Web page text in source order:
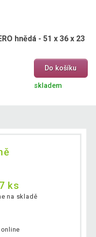
hnědá - 51 x 36 x 23
Do košíku
skladem
ks
na skladě